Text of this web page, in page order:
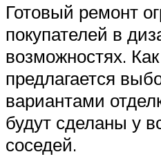
Готовый ремонт
покупателей в
возможностях.
предлагается
вариантами
будут сделаны у
соседей.